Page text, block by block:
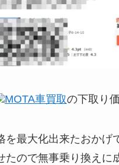
MOTA車買取の下取り
を最大化出来たおかげ
たので無事乗り換えに